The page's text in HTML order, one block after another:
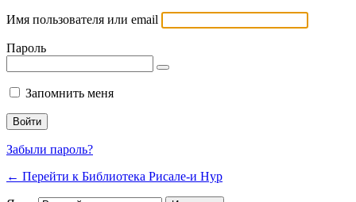
Имя пользователя или email
Пароль
Запомнить меня
Забыли пароль?
← Перейти к Библиотека Рисале-и Нур